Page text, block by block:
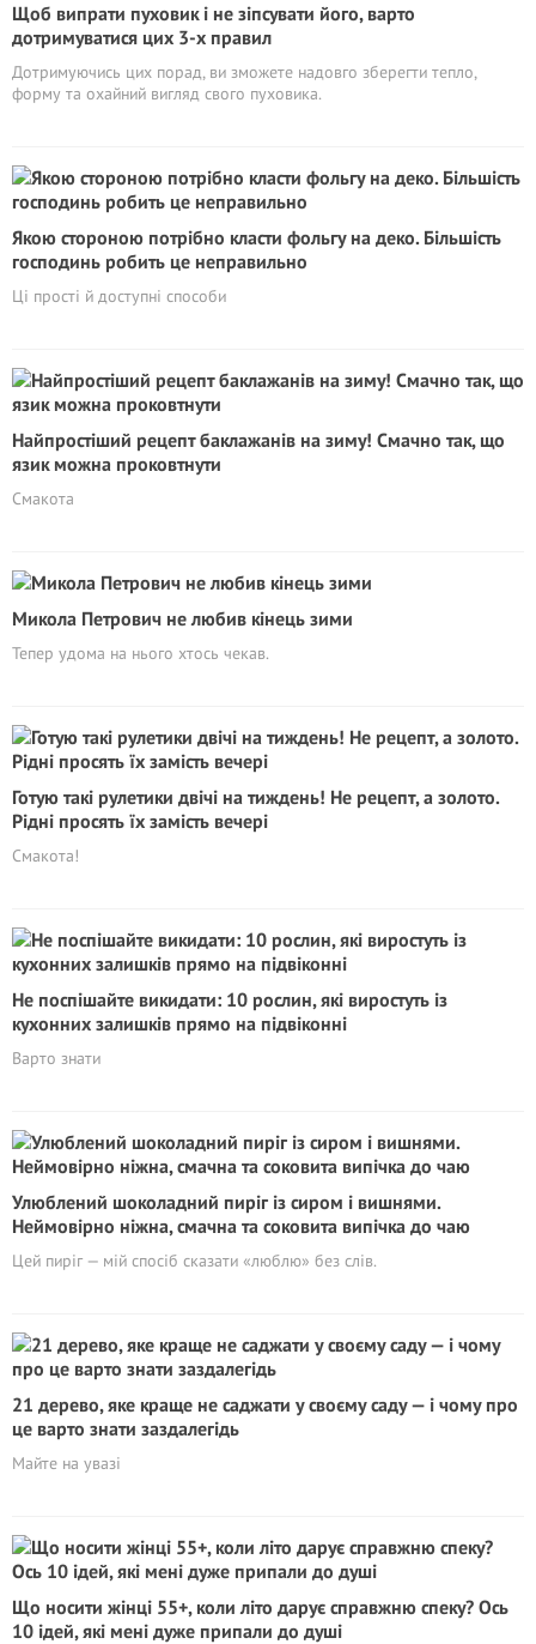
Щоб випрати пуховик і не зіпсувати його, варто
дотримуватися цих 3-х правил
Дотримуючись цих порад, ви зможете надовго зберегти тепло,
форму та охайний вигляд свого пуховика.
Якою стороною потрібно класти фольгу на деко. Більшість
господинь робить це неправильно
Ці прості й доступні способи
Найпростіший рецепт баклажанів на зиму! Смачно так, що
язик можна проковтнути
Смакота
Микола Петрович не любив кінець зими
Тепер удома на нього хтось чекав.
Готую такі рулетики двічі на тиждень! Не рецепт, а золото.
Рідні просять їх замість вечері
Смакота!
Не поспішайте викидати: 10 рослин, які виростуть із
кухонних залишків прямо на підвіконні
Варто знати
Улюблений шоколадний пиріг із сиром і вишнями.
Неймовірно ніжна, смачна та соковита випічка до чаю
Цей пиріг — мій спосіб сказати «люблю» без слів.
21 дерево, яке краще не саджати у своєму саду — і чому про
це варто знати заздалегідь
Майте на увазі
Що носити жінці 55+, коли літо дарує справжню спеку? Ось
10 ідей, які мені дуже припали до душі